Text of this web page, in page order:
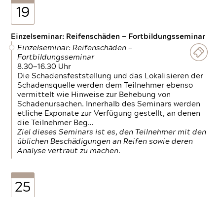
19
Einzelseminar: Reifenschäden — Fortbildungsseminar
Einzelseminar: Reifenschäden —
Fortbildungsseminar
8.30—16.30 Uhr
Die Schadensfeststellung und das Lokalisieren der
Schadensquelle werden dem Teilnehmer ebenso
vermittelt wie Hinweise zur Behebung von
Schadenursachen. Innerhalb des Seminars werden
etliche Exponate zur Verfügung gestellt, an denen
die Teilnehmer Beg…
Ziel dieses Seminars ist es, den Teilnehmer mit den
üblichen Beschädigungen an Reifen sowie deren
Analyse vertraut zu machen.
25